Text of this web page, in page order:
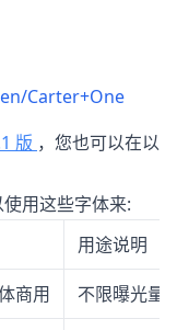
Carter+One
版 ，您也可以在以
用这些字体来:
用途说明
商用 不限曝光量